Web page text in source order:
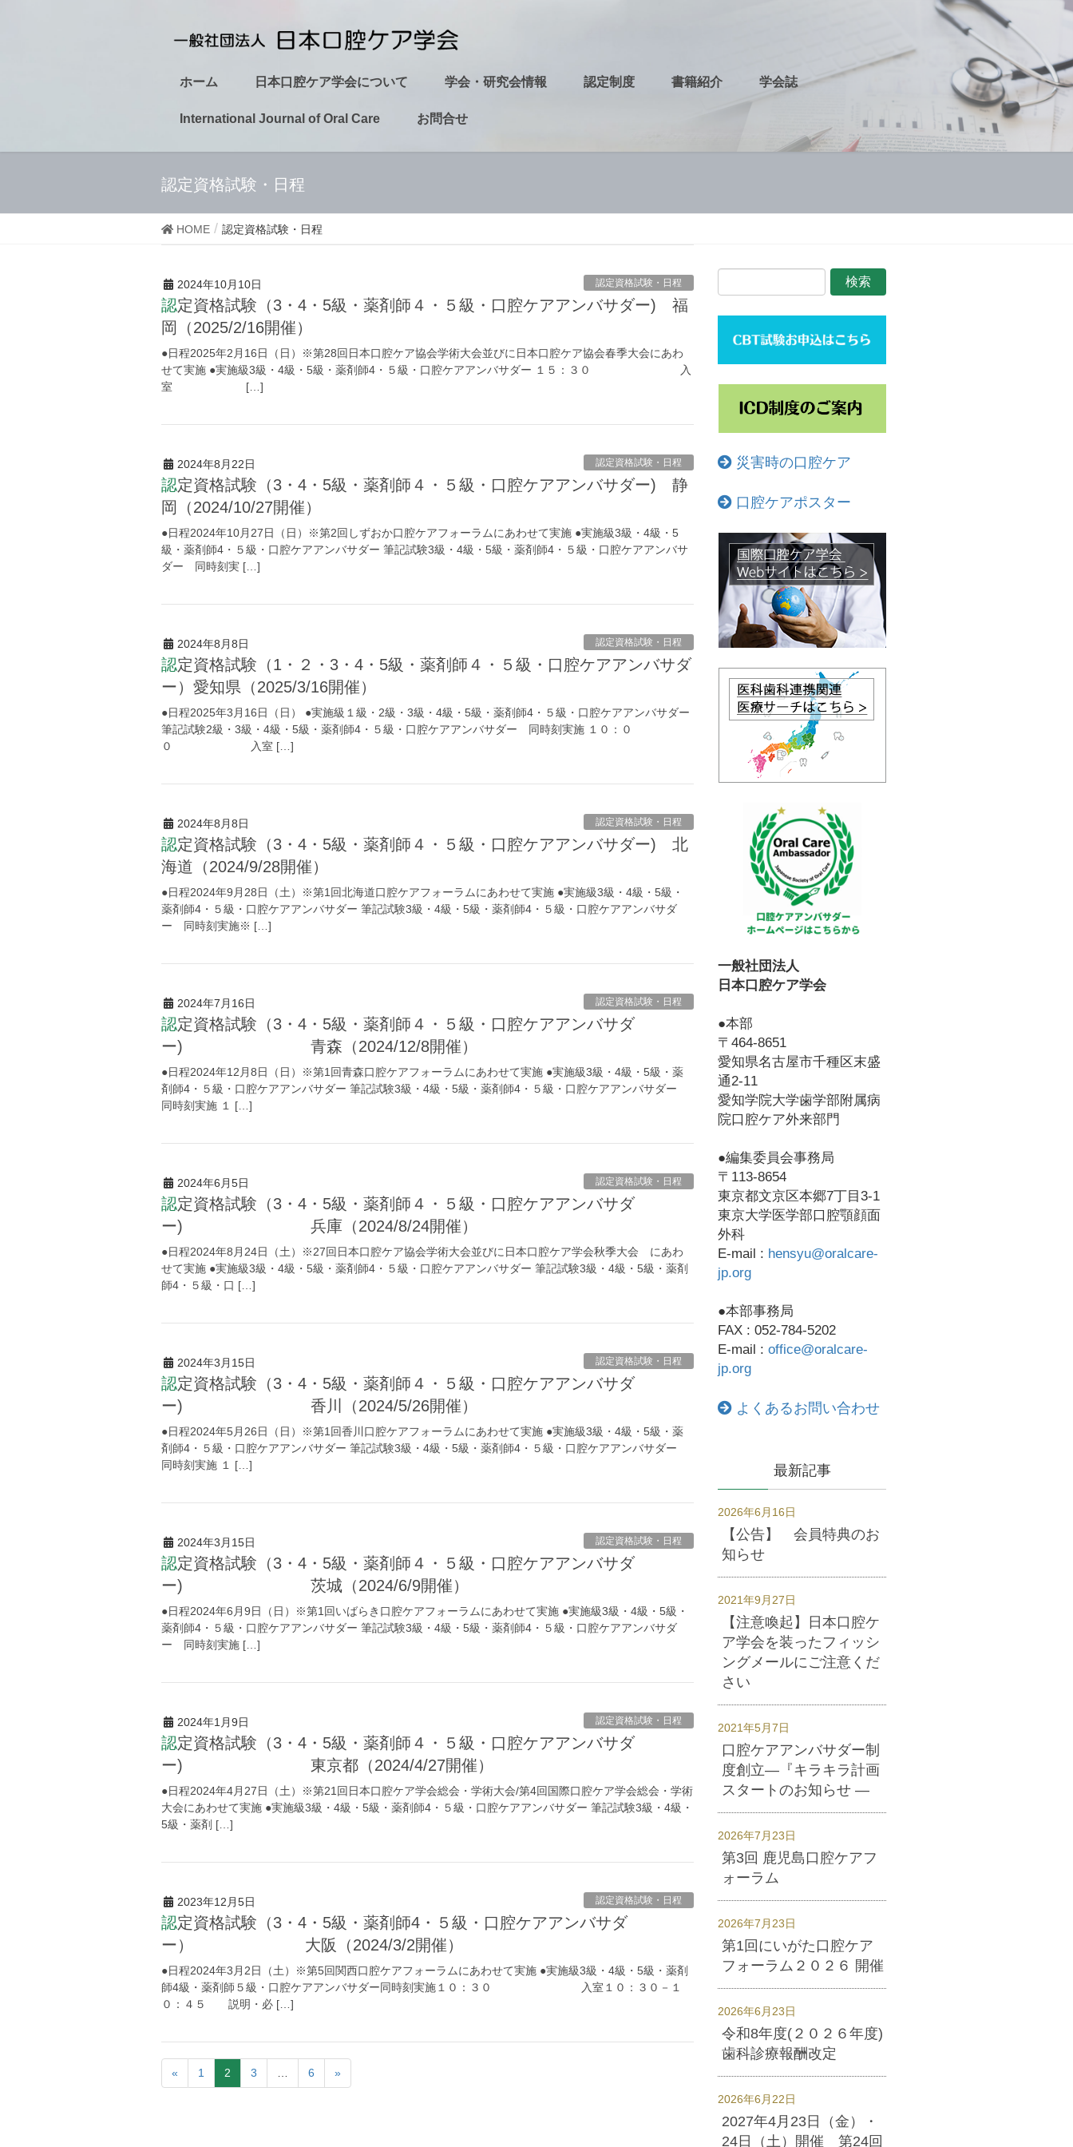
ホーム 日本口腔ケア学会について 学会・研究会情報 認定制度 書籍紹介 学会誌
International Journal of Oral Care お問合せ
認定資格試験・日程
HOME 認定資格試験・日程
2024年10月10日 認定資格試験・日程
認定資格試験（3・4・5級・薬剤師４・５級・口腔ケアアンバサダー) 福
岡（2025/2/16開催）
●日程2025年2月16日（日）※第28回日本口腔ケア協会学術大会並びに日本口腔ケア協会春季大会にあわ
せて実施 ●実施級3級・4級・5級・薬剤師4・５級・口腔ケアアンバサダー １５：３０ 入
室 […]
2024年8月22日 認定資格試験・日程
認定資格試験（3・4・5級・薬剤師４・５級・口腔ケアアンバサダー) 静
岡（2024/10/27開催）
●日程2024年10月27日（日）※第2回しずおか口腔ケアフォーラムにあわせて実施 ●実施級3級・4級・5
級・薬剤師4・５級・口腔ケアアンバサダー 筆記試験3級・4級・5級・薬剤師4・５級・口腔ケアアンバサ
ダー 同時刻実 […]
2024年8月8日 認定資格試験・日程
認定資格試験（1・２・3・4・5級・薬剤師４・５級・口腔ケアアンバサダ
ー）愛知県（2025/3/16開催）
●日程2025年3月16日（日） ●実施級１級・2級・3級・4級・5級・薬剤師4・５級・口腔ケアアンバサダー
筆記試験2級・3級・4級・5級・薬剤師4・５級・口腔ケアアンバサダー 同時刻実施 １０：０
０ 入室 […]
2024年8月8日 認定資格試験・日程
認定資格試験（3・4・5級・薬剤師４・５級・口腔ケアアンバサダー) 北
海道（2024/9/28開催）
●日程2024年9月28日（土）※第1回北海道口腔ケアフォーラムにあわせて実施 ●実施級3級・4級・5級・
薬剤師4・５級・口腔ケアアンバサダー 筆記試験3級・4級・5級・薬剤師4・５級・口腔ケアアンバサダ
ー 同時刻実施※ […]
2024年7月16日 認定資格試験・日程
認定資格試験（3・4・5級・薬剤師４・５級・口腔ケアアンバサダ
ー) 青森（2024/12/8開催）
●日程2024年12月8日（日）※第1回青森口腔ケアフォーラムにあわせて実施 ●実施級3級・4級・5級・薬
剤師4・５級・口腔ケアアンバサダー 筆記試験3級・4級・5級・薬剤師4・５級・口腔ケアアンバサダー
同時刻実施 １ […]
2024年6月5日 認定資格試験・日程
認定資格試験（3・4・5級・薬剤師４・５級・口腔ケアアンバサダ
ー) 兵庫（2024/8/24開催）
●日程2024年8月24日（土）※27回日本口腔ケア協会学術大会並びに日本口腔ケア学会秋季大会 にあわ
せて実施 ●実施級3級・4級・5級・薬剤師4・５級・口腔ケアアンバサダー 筆記試験3級・4級・5級・薬剤
師4・５級・口 […]
2024年3月15日 認定資格試験・日程
認定資格試験（3・4・5級・薬剤師４・５級・口腔ケアアンバサダ
ー) 香川（2024/5/26開催）
●日程2024年5月26日（日）※第1回香川口腔ケアフォーラムにあわせて実施 ●実施級3級・4級・5級・薬
剤師4・５級・口腔ケアアンバサダー 筆記試験3級・4級・5級・薬剤師4・５級・口腔ケアアンバサダー
同時刻実施 １ […]
2024年3月15日 認定資格試験・日程
認定資格試験（3・4・5級・薬剤師４・５級・口腔ケアアンバサダ
ー) 茨城（2024/6/9開催）
●日程2024年6月9日（日）※第1回いばらき口腔ケアフォーラムにあわせて実施 ●実施級3級・4級・5級・
薬剤師4・５級・口腔ケアアンバサダー 筆記試験3級・4級・5級・薬剤師4・５級・口腔ケアアンバサダ
ー 同時刻実施 […]
2024年1月9日 認定資格試験・日程
認定資格試験（3・4・5級・薬剤師４・５級・口腔ケアアンバサダ
ー) 東京都（2024/4/27開催）
●日程2024年4月27日（土）※第21回日本口腔ケア学会総会・学術大会/第4回国際口腔ケア学会総会・学術
大会にあわせて実施 ●実施級3級・4級・5級・薬剤師4・５級・口腔ケアアンバサダー 筆記試験3級・4級・
5級・薬剤 […]
2023年12月5日 認定資格試験・日程
認定資格試験（3・4・5級・薬剤師4・５級・口腔ケアアンバサダ
ー） 大阪（2024/3/2開催）
●日程2024年3月2日（土）※第5回関西口腔ケアフォーラムにあわせて実施 ●実施級3級・4級・5級・薬剤
師4級・薬剤師５級・口腔ケアアンバサダー同時刻実施１０：３０ 入室１０：３０－１
０：４５ 説明・必 […]
« 1 2 3 6 »
災害時の口腔ケア
口腔ケアポスター
一般社団法人
日本口腔ケア学会
●本部
〒464-8651
愛知県名古屋市千種区末盛
通2-11
愛知学院大学歯学部附属病
院口腔ケア外来部門
●編集委員会事務局
〒113-8654
東京都文京区本郷7丁目3-1
東京大学医学部口腔顎顔面
外科
E-mail : hensyu@oralcare-
jp.org
●本部事務局
FAX : 052-784-5202
E-mail : office@oralcare-
jp.org
よくあるお問い合わせ
最新記事
2026年6月16日
【公告】 会員特典のお
知らせ
2021年9月27日
【注意喚起】日本口腔ケ
ア学会を装ったフィッシ
ングメールにご注意くだ
さい
2021年5月7日
口腔ケアアンバサダー制
度創立―『キラキラ計画
スタートのお知らせ ―
2026年7月23日
第3回 鹿児島口腔ケアフ
ォーラム
2026年7月23日
第1回にいがた口腔ケア
フォーラム２０２６ 開催
2026年6月23日
令和8年度(２０２６年度)
歯科診療報酬改定
2026年6月22日
2027年4月23日（金）・
24日（土）開催 第24回